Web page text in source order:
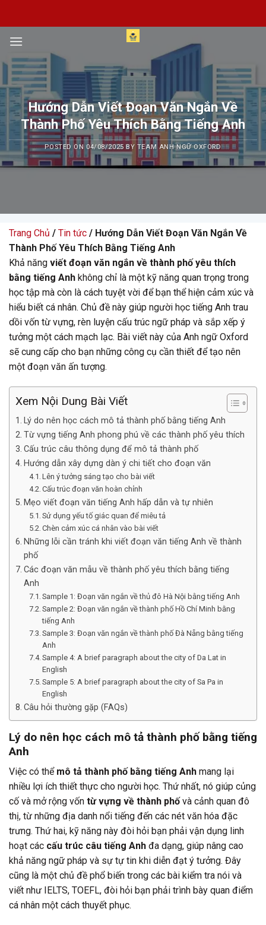
content
Hướng Dẫn Viết Đoạn Văn Ngắn Về
Thành Phố Yêu Thích Bằng Tiếng Anh
POSTED ON 04/08/2025 BY TEAM ANH NGỮ OXFORD
Trang Chủ / Tin tức / Hướng Dẫn Viết Đoạn Văn Ngắn Về
Thành Phố Yêu Thích Bằng Tiếng Anh
Khả năng viết đoạn văn ngắn về thành phố yêu thích
bằng tiếng Anh không chỉ là một kỹ năng quan trọng trong
học tập mà còn là cách tuyệt vời để bạn thể hiện cảm xúc và
hiểu biết cá nhân. Chủ đề này giúp người học tiếng Anh trau
dồi vốn từ vựng, rèn luyện cấu trúc ngữ pháp và sắp xếp ý
tưởng một cách mạch lạc. Bài viết này của Anh ngữ Oxford
sẽ cung cấp cho bạn những công cụ cần thiết để tạo nên
một đoạn văn ấn tượng.
Xem Nội Dung Bài Viết
Lý do nên học cách mô tả thành phố bằng tiếng Anh
Từ vựng tiếng Anh phong phú về các thành phố yêu thích
Cấu trúc câu thông dụng để mô tả thành phố
Hướng dẫn xây dựng dàn ý chi tiết cho đoạn văn
Lên ý tưởng sáng tạo cho bài viết
Cấu trúc đoạn văn hoàn chỉnh
Mẹo viết đoạn văn tiếng Anh hấp dẫn và tự nhiên
Sử dụng yếu tố giác quan để miêu tả
Chèn cảm xúc cá nhân vào bài viết
Những lỗi cần tránh khi viết đoạn văn tiếng Anh về thành
phố
Các đoạn văn mẫu về thành phố yêu thích bằng tiếng
Anh
Sample 1: Đoạn văn ngắn về thủ đô Hà Nội bằng tiếng Anh
Sample 2: Đoạn văn ngắn về thành phố Hồ Chí Minh bằng
tiếng Anh
Sample 3: Đoạn văn ngắn về thành phố Đà Nẵng bằng tiếng
Anh
Sample 4: A brief paragraph about the city of Da Lat in
English
Sample 5: A brief paragraph about the city of Sa Pa in
English
Câu hỏi thường gặp (FAQs)
Lý do nên học cách mô tả thành phố bằng tiếng
Anh
Việc có thể mô tả thành phố bằng tiếng Anh mang lại
nhiều lợi ích thiết thực cho người học. Thứ nhất, nó giúp củng
cố và mở rộng vốn từ vựng về thành phố và cảnh quan đô
thị, từ những địa danh nổi tiếng đến các nét văn hóa đặc
trưng. Thứ hai, kỹ năng này đòi hỏi bạn phải vận dụng linh
hoạt các cấu trúc câu tiếng Anh đa dạng, giúp nâng cao
khả năng ngữ pháp và sự tự tin khi diễn đạt ý tưởng. Đây
cũng là một chủ đề phổ biến trong các bài kiểm tra nói và
viết như IELTS, TOEFL, đòi hỏi bạn phải trình bày quan điểm
cá nhân một cách thuyết phục.